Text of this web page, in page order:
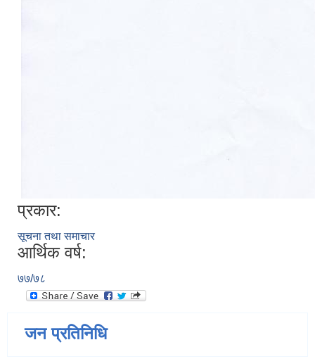
प्रकार:
सूचना तथा समाचार
आर्थिक वर्ष:
७७/७८
जन प्रतिनिधि